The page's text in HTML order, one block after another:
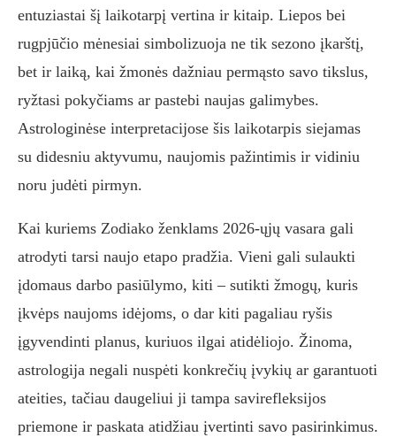
entuziastai šį laikotarpį vertina ir kitaip. Liepos bei
rugpjūčio mėnesiai simbolizuoja ne tik sezono įkarštį,
bet ir laiką, kai žmonės dažniau permąsto savo tikslus,
ryžtasi pokyčiams ar pastebi naujas galimybes.
Astrologinėse interpretacijose šis laikotarpis siejamas
su didesniu aktyvumu, naujomis pažintimis ir vidiniu
noru judėti pirmyn.
Kai kuriems Zodiako ženklams 2026-ųjų vasara gali
atrodyti tarsi naujo etapo pradžia. Vieni gali sulaukti
įdomaus darbo pasiūlymo, kiti – sutikti žmogų, kuris
įkvėps naujoms idėjoms, o dar kiti pagaliau ryšis
įgyvendinti planus, kuriuos ilgai atidėliojo. Žinoma,
astrologija negali nuspėti konkrečių įvykių ar garantuoti
ateities, tačiau daugeliui ji tampa savirefleksijos
priemone ir paskata atidžiau įvertinti savo pasirinkimus.